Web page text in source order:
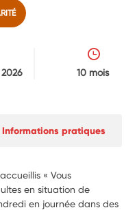
10 mois
Informations pratiques
« Vous
en situation de
en journée dans des